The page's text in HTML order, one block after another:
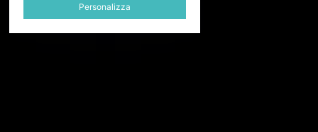
Personalizza